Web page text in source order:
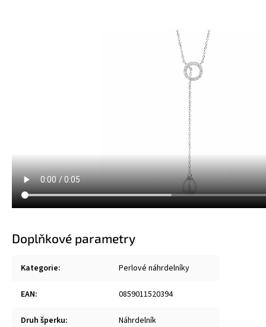
Doplňkové parametry
Kategorie: Perlové náhrdelníky
EAN: 0859011520394
Druh šperku: Náhrdelník